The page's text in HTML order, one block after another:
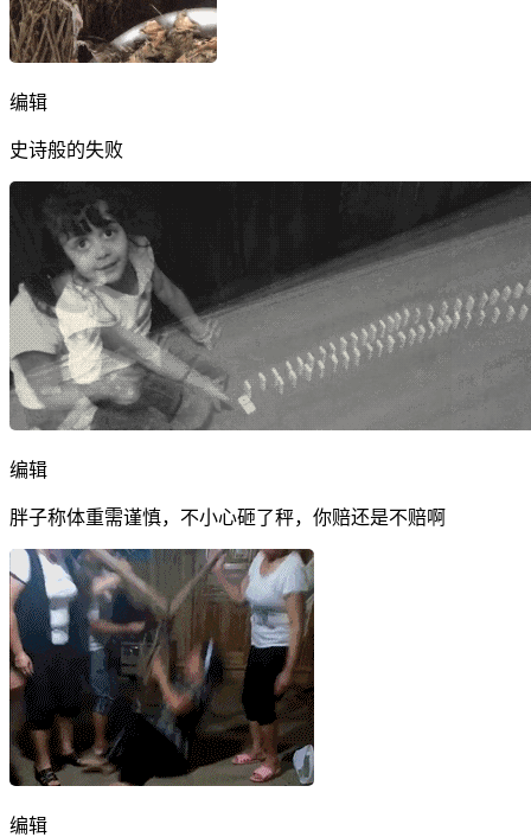
编辑
史诗般的失败
编辑
胖子称体重需谨慎，不小心砸了秤，你赔还是不赔啊
编辑